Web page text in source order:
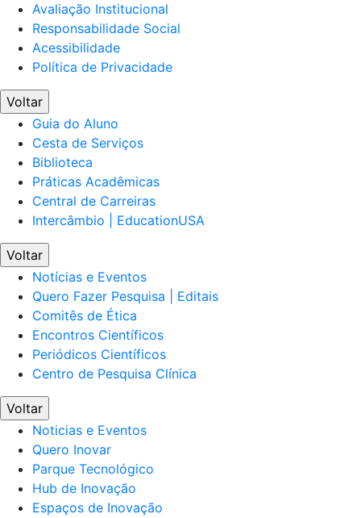
Avaliação Institucional
Responsabilidade Social
Acessibilidade
Política de Privacidade
Voltar
Guia do Aluno
Cesta de Serviços
Biblioteca
Práticas Acadêmicas
Central de Carreiras
Intercâmbio | EducationUSA
Voltar
Notícias e Eventos
Quero Fazer Pesquisa | Editais
Comitês de Ética
Encontros Científicos
Periódicos Científicos
Centro de Pesquisa Clínica
Voltar
Noticias e Eventos
Quero Inovar
Parque Tecnológico
Hub de Inovação
Espaços de Inovação